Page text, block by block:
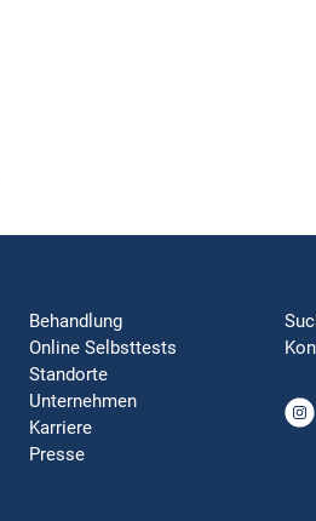
Behandlung
Online Selbsttests
Standorte
Unternehmen
Karriere
Presse